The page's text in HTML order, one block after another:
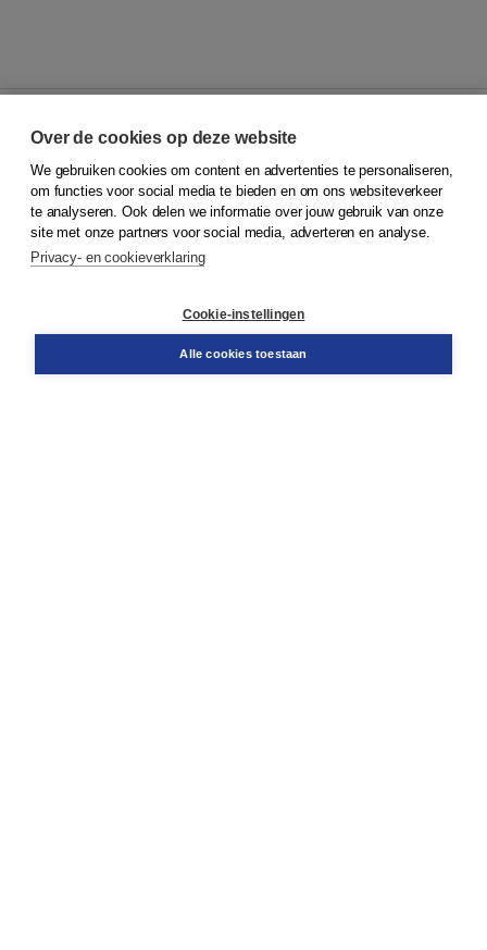
© 2026Koninklijke Boom uitgevers
Klantenservice
Service & informatie
Contact
Over de cookies op deze website
We gebruiken cookies om content en advertenties te personaliseren,
om functies voor social media te bieden en om ons websiteverkeer
te analyseren. Ook delen we informatie over jouw gebruik van onze
site met onze partners voor social media, adverteren en analyse.
Privacy- en cookieverklaring
Cookie-instellingen
Alle cookies toestaan